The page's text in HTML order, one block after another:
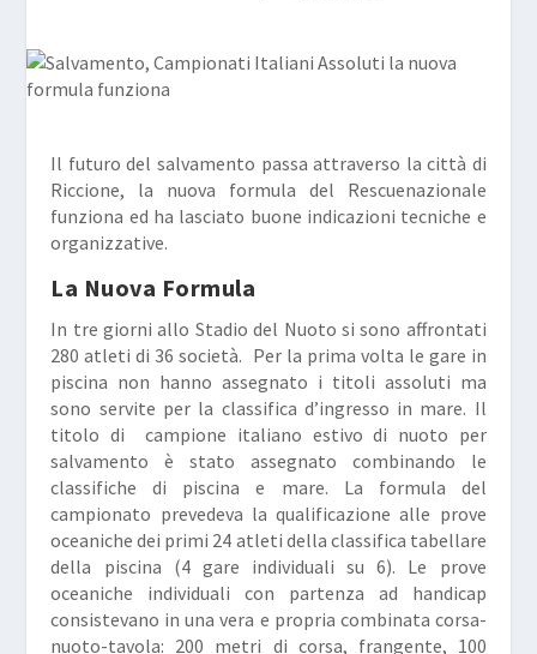
Il futuro del salvamento passa attraverso la città di
Riccione, la nuova formula del Rescuenazionale
funziona ed ha lasciato buone indicazioni tecniche e
organizzative.
La Nuova Formula
In tre giorni allo Stadio del Nuoto si sono affrontati
280 atleti di 36 società. Per la prima volta le gare in
piscina non hanno assegnato i titoli assoluti ma
sono servite per la classifica d’ingresso in mare. Il
titolo di campione italiano estivo di nuoto per
salvamento è stato assegnato combinando le
classifiche di piscina e mare. La formula del
campionato prevedeva la qualificazione alle prove
oceaniche dei primi 24 atleti della classifica tabellare
della piscina (4 gare individuali su 6). Le prove
oceaniche individuali con partenza ad handicap
consistevano in una vera e propria combinata corsa-
nuoto-tavola: 200 metri di corsa, frangente, 100